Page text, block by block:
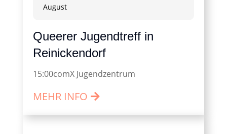
August
Queerer Jugendtreff in
Reinickendorf
15:00comX Jugendzentrum
MEHR INFO